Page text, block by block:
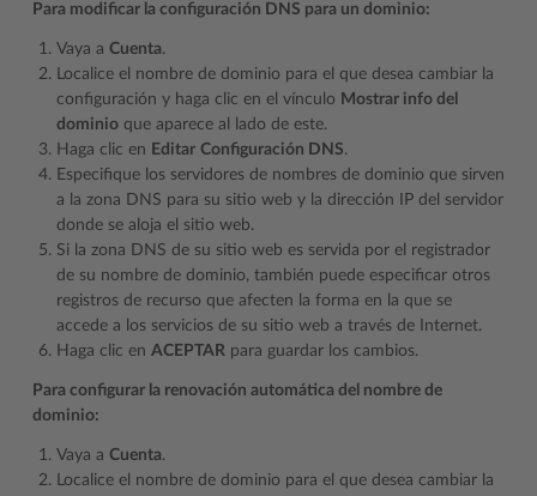
Para modificar la configuración DNS para un dominio:
Vaya a Cuenta.
Localice el nombre de dominio para el que desea cambiar la
configuración y haga clic en el vínculo Mostrar info del
dominio que aparece al lado de este.
Haga clic en Editar Configuración DNS.
Especifique los servidores de nombres de dominio que sirven
a la zona DNS para su sitio web y la dirección IP del servidor
donde se aloja el sitio web.
Si la zona DNS de su sitio web es servida por el registrador
de su nombre de dominio, también puede especificar otros
registros de recurso que afecten la forma en la que se
accede a los servicios de su sitio web a través de Internet.
Haga clic en ACEPTAR para guardar los cambios.
Para configurar la renovación automática del nombre de
dominio:
Vaya a Cuenta.
Localice el nombre de dominio para el que desea cambiar la